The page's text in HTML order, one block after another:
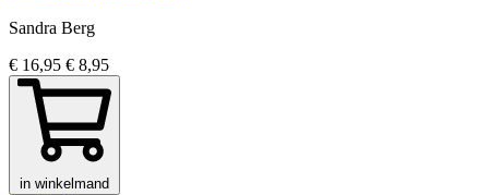
Sandra Berg
€ 16,95 € 8,95
in winkelmand